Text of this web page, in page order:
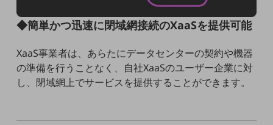
運用管理
業務支援・マーケティング
災害対策・BCP
課題・ニーズで探す
コミュニケーション・情報共有
◆簡単かつ迅速に閉域網接続のXaaSを提供可能
XaaS事業者は、あらたにデータセンターの契約や機器
の準備を行うことなく、自社XaaSのユーザー企業に対
し、閉域網上でサービスを提供することができます。